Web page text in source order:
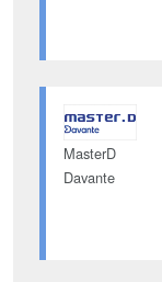
MasterD
Davante